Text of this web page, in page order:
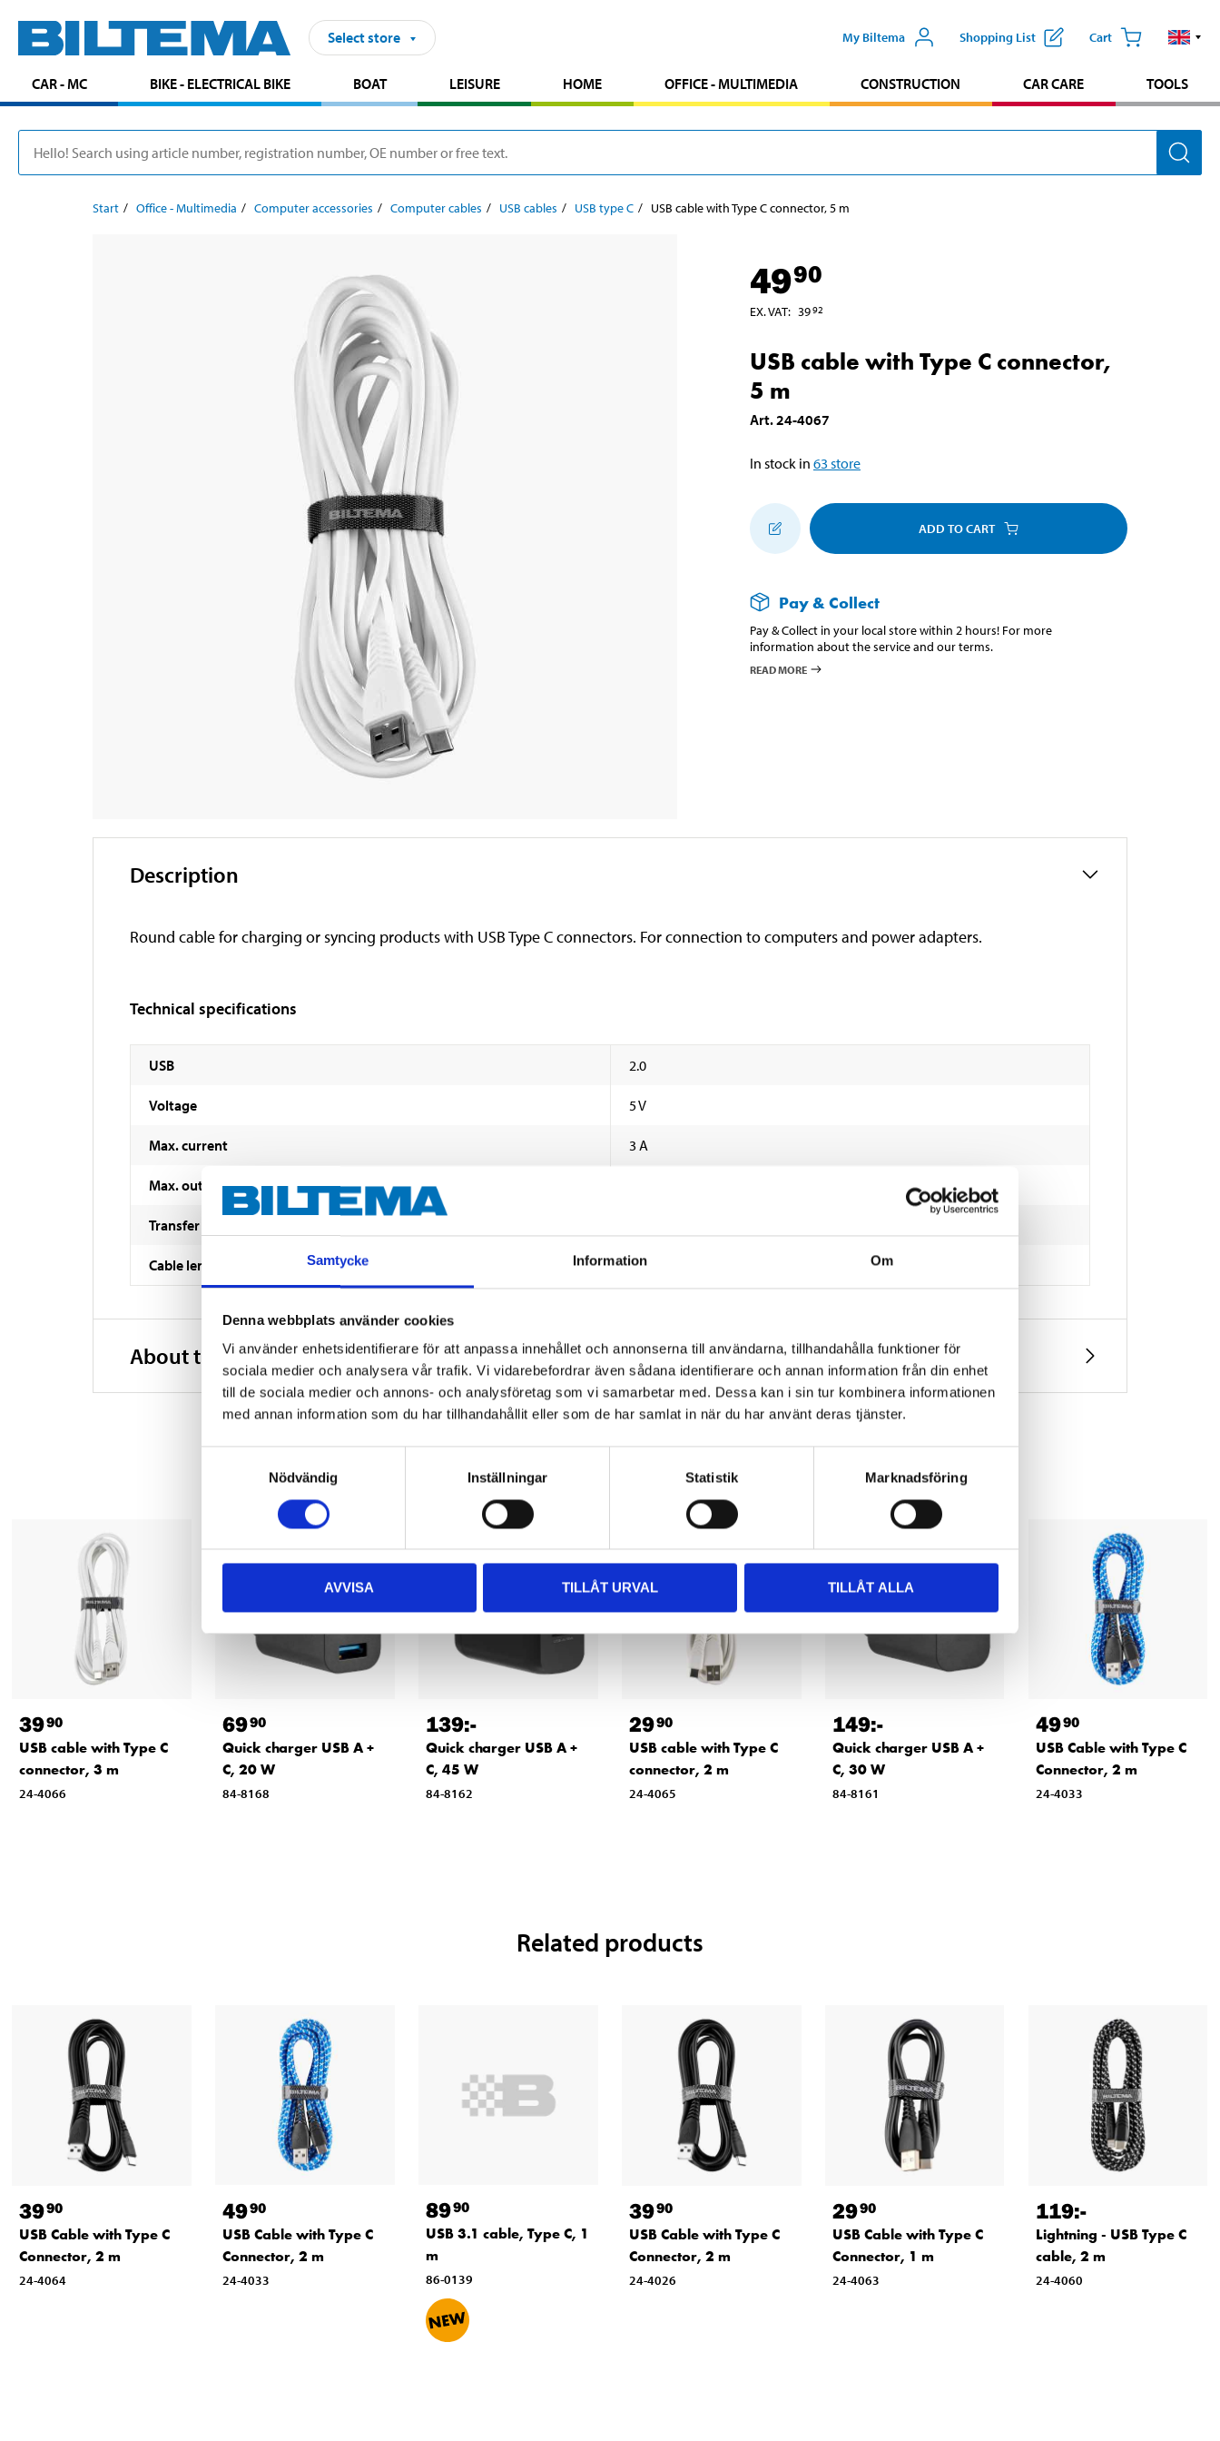
Samtycke Information Om
Denna webbplats använder cookies
Vi använder enhetsidentifierare för att anpassa innehållet och annonserna till användarna, tillhandahålla funktioner för
sociala medier och analysera vår trafik. Vi vidarebefordrar även sådana identifierare och annan information från din enhet
till de sociala medier och annons- och analysföretag som vi samarbetar med. Dessa kan i sin tur kombinera informationen
med annan information som du har tillhandahållit eller som de har samlat in när du har använt deras tjänster.
Nödvändig
Inställningar Statistik Marknadsföring
AVVISA TILLÅT URVAL TILLÅT ALLA
Select store My Biltema Shopping List Cart
CAR - MC BIKE - ELECTRICAL BIKE BOAT LEISURE HOME OFFICE - MULTIMEDIA CONSTRUCTION CAR CARE TOOLS
Start Office - Multimedia Computer accessories Computer cables USB cables USB type C USB cable with Type C connector, 5 m
4990
EX. VAT: 3992
USB cable with Type C connector,
5 m
Art.24-4067
In stock in 63 store
ADD TO CART
Pay & Collect
Pay & Collect in your local store within 2 hours! For more
information about the service and our terms.
READ MORE
Description
Round cable for charging or syncing products with USB Type C connectors. For connection to computers and power adapters.
Technical specifications
USB 2.0
Voltage 5 V
Max. current 3 A
Max. output
Transfer speed
Cable length 5 m
About the manufacturer
Other customers also bought
3990
USB cable with Type C
connector, 3 m
24-4066
6990
Quick charger USB A +
C, 20 W
84-8168
139:-
Quick charger USB A +
C, 45 W
84-8162
2990
USB cable with Type C
connector, 2 m
24-4065
149:-
Quick charger USB A +
C, 30 W
84-8161
4990
USB Cable with Type C
Connector, 2 m
24-4033
Related products
3990
USB Cable with Type C
Connector, 2 m
24-4064
4990
USB Cable with Type C
Connector, 2 m
24-4033
8990
USB 3.1 cable, Type C, 1
m
86-0139
3990
USB Cable with Type C
Connector, 2 m
24-4026
2990
USB Cable with Type C
Connector, 1 m
24-4063
119:-
Lightning - USB Type C
cable, 2 m
24-4060